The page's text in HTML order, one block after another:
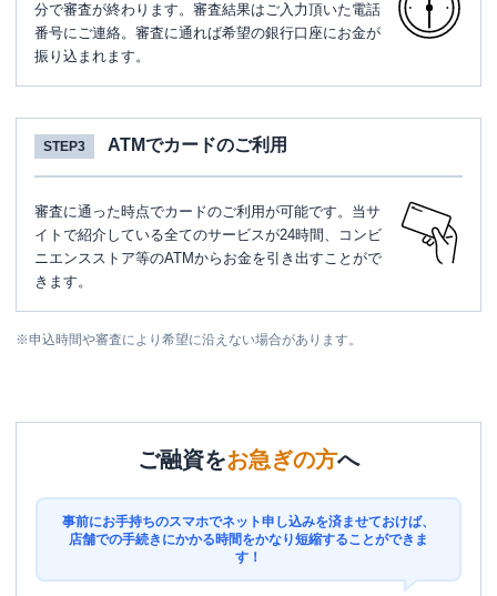
分で審査が終わります。審査結果はご入力頂いた電話
番号にご連絡。審査に通れば希望の銀行口座にお金が
振り込まれます。
STEP3 ATMでカードのご利用
審査に通った時点でカードのご利用が可能です。当サ
イトで紹介している全てのサービスが24時間、コンビ
ニエンスストア等のATMからお金を引き出すことがで
きます。
※申込時間や審査により希望に沿えない場合があります。
ご融資をお急ぎの方へ
事前にお手持ちのスマホでネット申し込みを済ませておけば、
店舗での手続きにかかる時間をかなり短縮することができま
す！